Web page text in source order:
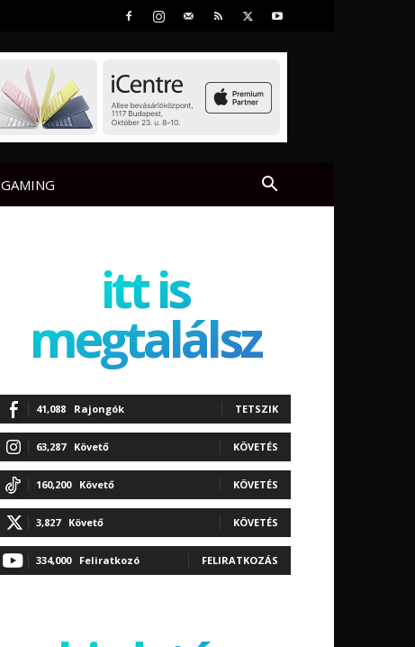
GAMING
itt is
megtalálsz
41,088 Rajongók TETSZIK
63,287 Követő KÖVETÉS
160,200 Követő KÖVETÉS
3,827 Követő KÖVETÉS
334,000 Feliratkozó FELIRATKOZÁS